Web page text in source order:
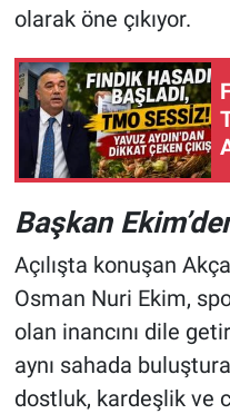
olarak öne çıkıyor.
Başkan
Açılışta konuşan
Osman Nuri Ekim,
olan inancını dile
aynı sahada
dostluk, kardeşlik ve